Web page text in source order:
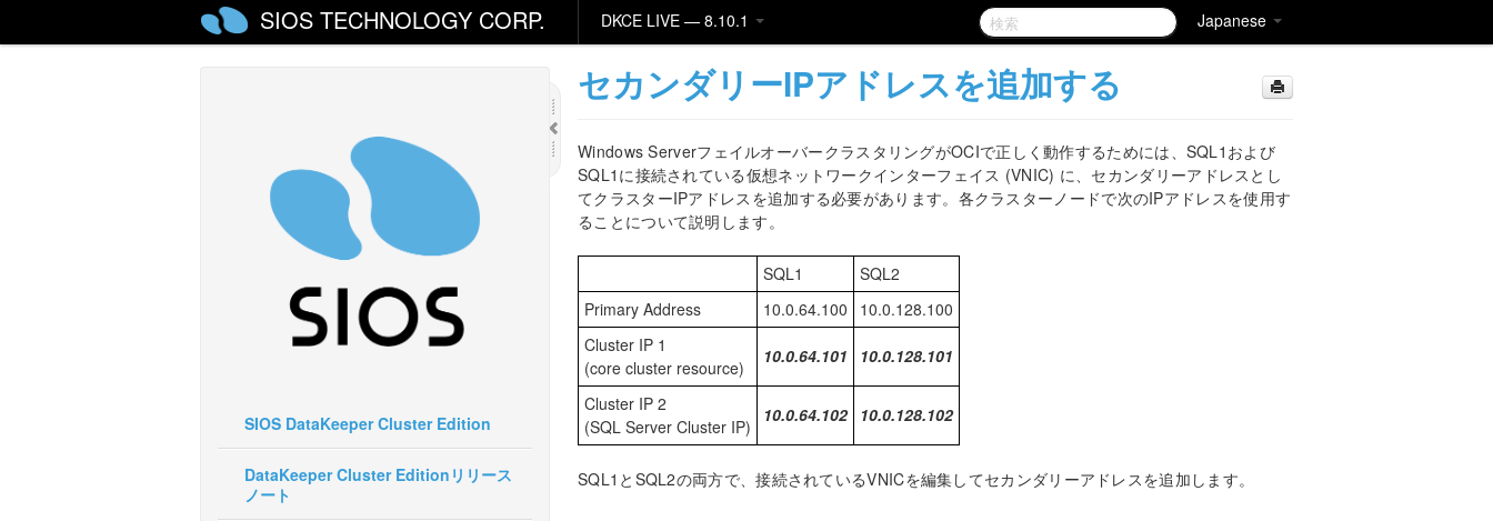
Japanese
SIOS TECHNOLOGY CORP. DKCE LIVE — 8.10.1
SIOS DataKeeper Cluster Edition
DataKeeper Cluster Editionリリース
ノート
セカンダリーIPアドレスを追加する
Windows ServerフェイルオーバークラスタリングがOCIで正しく動作するためには、SQL1および
SQL1に接続されている仮想ネットワークインターフェイス (VNIC) に、セカンダリーアドレスとし
てクラスターIPアドレスを追加する必要があります。各クラスターノードで次のIPアドレスを使用す
ることについて説明します。
SQL1
SQL2
Primary Address
10.0.64.100
10.0.128.100
Cluster IP 1
(core cluster resource)
10.0.64.101 10.0.128.101
Cluster IP 2
(SQL Server Cluster IP)
10.0.64.102 10.0.128.102
SQL1とSQL2の両方で、接続されているVNICを編集してセカンダリーアドレスを追加します。